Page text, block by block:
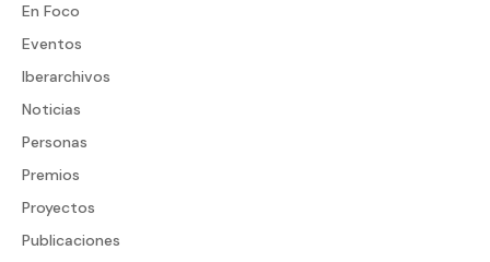
En Foco
Eventos
Iberarchivos
Noticias
Personas
Premios
Proyectos
Publicaciones